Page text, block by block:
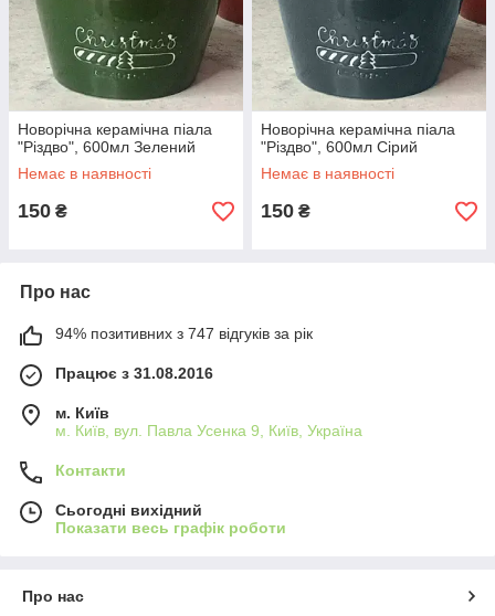
Новорічна керамічна піала
"Різдво", 600мл Зелений
Немає в наявності
150 ₴
Новорічна керамічна піала
"Різдво", 600мл Сірий
Немає в наявності
150 ₴
Про нас
94% позитивних з 747 відгуків за рік
Працює з 31.08.2016
м. Київ
м. Київ, вул. Павла Усенка 9, Київ, Україна
Контакти
Сьогодні вихідний
Показати весь графік роботи
Про нас